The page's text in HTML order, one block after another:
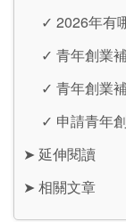
✓ 2026年有
✓ 青年創業
✓ 青年創業
✓ 申請青年
➤ 延伸閱讀
➤ 相關文章